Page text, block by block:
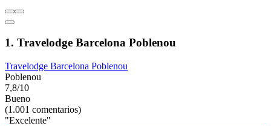
1. Travelodge Barcelona Poblenou
Travelodge Barcelona Poblenou
Poblenou
7,8/10
Bueno
(1.001 comentarios)
"Excelente"